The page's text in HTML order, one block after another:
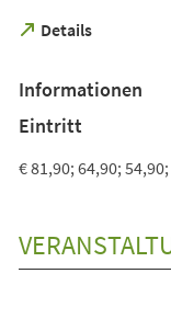
Details
(Öffnet
neuen
Tab)
Informationen
Eintritt
€ 81,90; 64,90;